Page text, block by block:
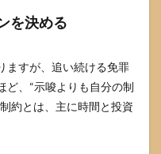
を決める
ますが、追い続ける免罪
ど、“示唆よりも自分の制
約とは、主に時間と投資